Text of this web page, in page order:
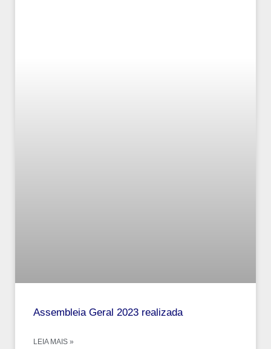
Assembleia Geral 2023 realizada
LEIA MAIS »